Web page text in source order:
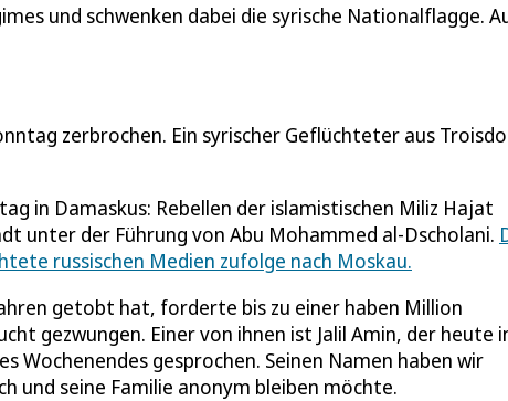
und schwenken dabei die syrische Nationalflagge.
zerbrochen. Ein syrischer Geflüchteter aus
in Damaskus: Rebellen der islamistischen Miliz Hajat
unter der Führung von Abu Mohammed al-Dscholani.
russischen Medien zufolge nach Moskau.
getobt hat, forderte bis zu einer haben Million
gezwungen. Einer von ihnen ist Jalil Amin, der heute
Wochenendes gesprochen. Seinen Namen haben wir
und seine Familie anonym bleiben möchte.